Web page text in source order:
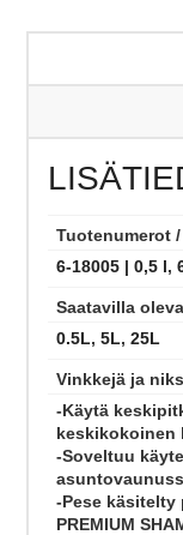
Tuotenumerot
6-18005 | 0,5 l,
Saatavilla
0.5L,5L,25L
Vinkkejä ja
-Käytä
keskikokoinen
-Soveltuu
-Pese käsitelty
PREMIUM